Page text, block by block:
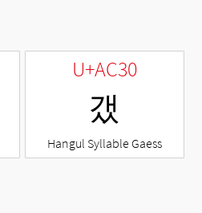
U+AC30
갰
Hangul Syllable Gaess